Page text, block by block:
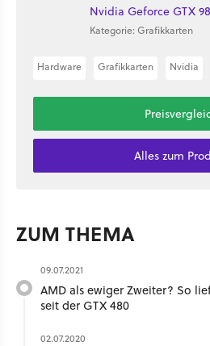
Nvidia Geforce GTX
Kategorie: Grafikkarten
Hardware Grafikkarten Nvidia
Alles zum
ZUM THEMA
09.07.2021
AMD als ewiger Zweiter? So
seit der GTX 480
02.07.2020